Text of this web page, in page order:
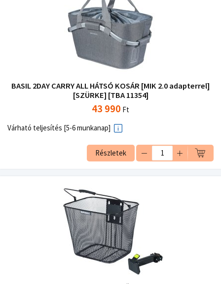
BASIL 2DAY CARRY ALL HÁTSÓ KOSÁR [MIK 2.0 adapterrel]
[SZÜRKE] [TBA 11354]
43 990 Ft
Várható teljesítés [5-6 munkanap]
Részletek